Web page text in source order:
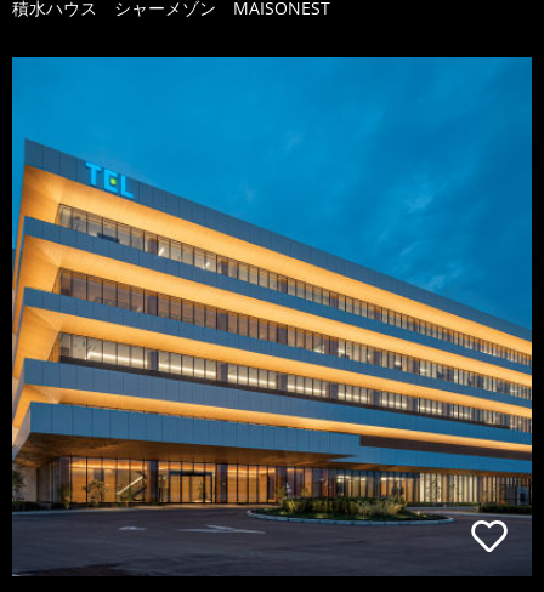
積水ハウス シャーメゾン MAISONEST